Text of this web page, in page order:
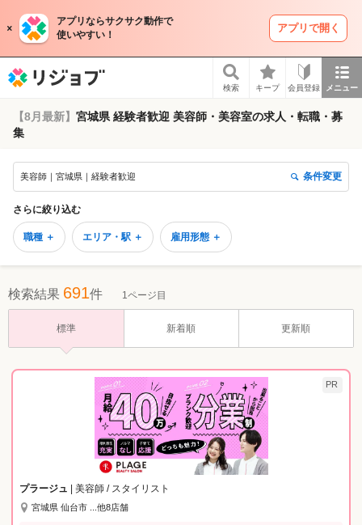
アプリならサクサク動作で
使いやすい！
アプリで開く
検索 キープ 会員登録 メニュー
【8月最新】 宮城県 経験者歓迎 美容師・美容室の求人・転職・募
集
美容師｜宮城県｜経験者歓迎 条件変更
さらに絞り込む
職種 ＋ エリア・駅 ＋ 雇用形態 ＋
検索結果 691件 1ページ目
標準 新着順 更新順
PR
プラージュ | 美容師 / スタイリスト
宮城県 仙台市 ...他8店舗